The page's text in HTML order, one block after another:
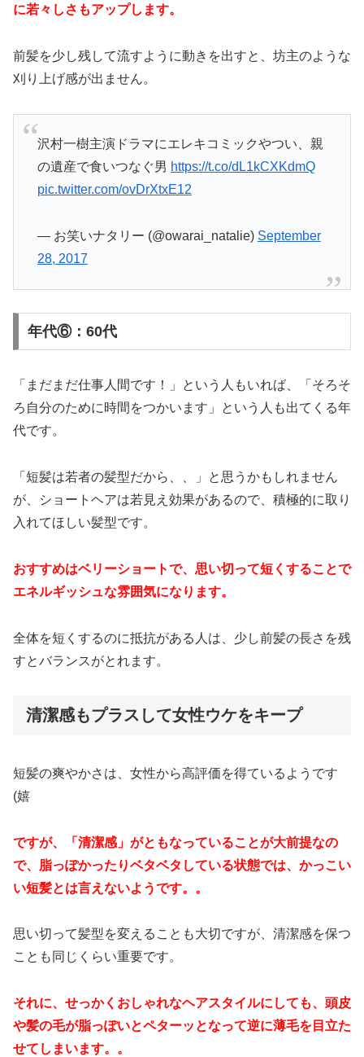
に若々しさもアップします。
前髪を少し残して流すように動きを出すと、坊主のような
刈り上げ感が出ません。
沢村一樹主演ドラマにエレキコミックやつい、親
の遺産で食いつなぐ男 https://t.co/dL1kCXKdmQ
pic.twitter.com/ovDrXtxE12
— お笑いナタリー (@owarai_natalie) September
28, 2017
年代⑥：60代
「まだまだ仕事人間です！」という人もいれば、「そろそ
ろ自分のために時間をつかいます」という人も出てくる年
代です。
「短髪は若者の髪型だから、、」と思うかもしれません
が、ショートヘアは若見え効果があるので、積極的に取り
入れてほしい髪型です。
おすすめはベリーショートで、思い切って短くすることで
エネルギッシュな雰囲気になります。
全体を短くするのに抵抗がある人は、少し前髪の長さを残
すとバランスがとれます。
清潔感もプラスして女性ウケをキープ
短髪の爽やかさは、女性から高評価を得ているようです
(嬉
ですが、「清潔感」がともなっていることが大前提なの
で、脂っぽかったりベタベタしている状態では、かっこい
い短髪とは言えないようです。。
思い切って髪型を変えることも大切ですが、清潔感を保つ
ことも同じくらい重要です。
それに、せっかくおしゃれなヘアスタイルにしても、頭皮
や髪の毛が脂っぽいとペターッとなって逆に薄毛を目立た
せてしまいます。。